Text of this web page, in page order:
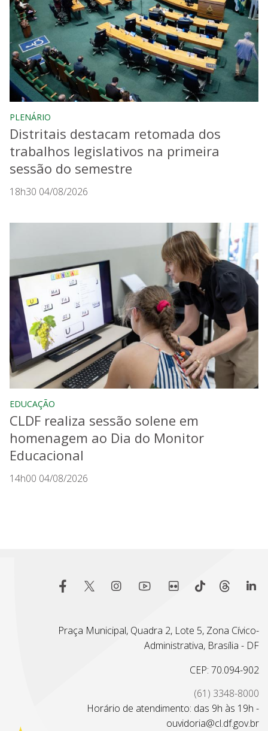
PLENÁRIO
Distritais destacam retomada dos
trabalhos legislativos na primeira
sessão do semestre
18h30 04/08/2026
EDUCAÇÃO
CLDF realiza sessão solene em
homenagem ao Dia do Monitor
Educacional
14h00 04/08/2026
Praça Municipal, Quadra 2, Lote 5, Zona Cívico-
Administrativa, Brasília - DF
CEP: 70.094-902
(61) 3348-8000
Horário de atendimento: das 9h às 19h -
ouvidoria@cl.df.gov.br